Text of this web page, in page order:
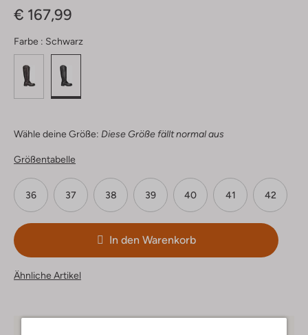
€ 167,99
Farbe : Schwarz
Wähle deine Größe: Diese Größe fällt normal aus
Größentabelle
36 37 38 39 40 41 42
In den Warenkorb
Ähnliche Artikel